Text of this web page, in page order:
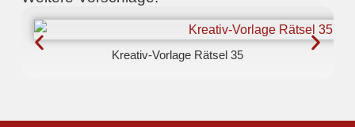
Kreativ-Vorlage Rätsel 35